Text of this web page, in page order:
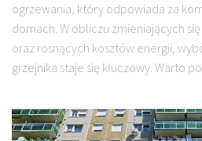
ogrzewania, który odpowiada za
domach. W obliczu zmieniających
oraz rosnących kosztów energii,
grzejnika staje się kluczowy. Warto